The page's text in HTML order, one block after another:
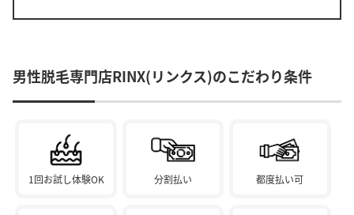
男性脱毛専門店RINX(リンクス)のこだわり条件
1回お試し体験OK 分割払い 都度払い可